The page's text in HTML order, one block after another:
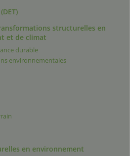
structurelles en
et de climat
durable
environnementales
en environnement